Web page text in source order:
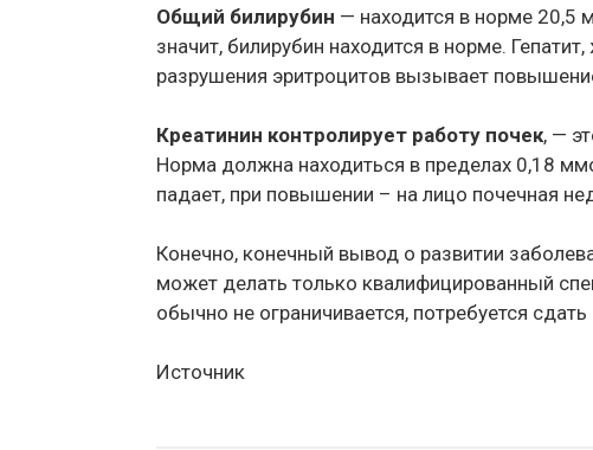
Общий билирубин — находится в норме 20,5
значит, билирубин находится в норме.
разрушения эритроцитов вызывает
Креатинин контролирует работу почек, —
Норма должна находиться в пределах 0,18
падает, при повышении – на лицо почечная
Конечно, конечный вывод о развитии
может делать только квалифицированный
обычно не ограничивается, потребуется
Источник